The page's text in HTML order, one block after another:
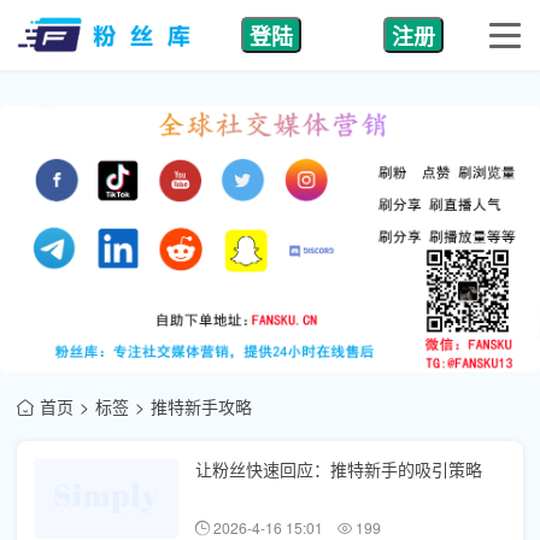
登陆 注册
首页 标签 推特新手攻略
让粉丝快速回应：推特新手的吸引策略
2026-4-16 15:01 199